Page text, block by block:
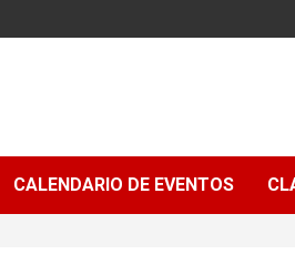
CALENDARIO DE EVENTOS